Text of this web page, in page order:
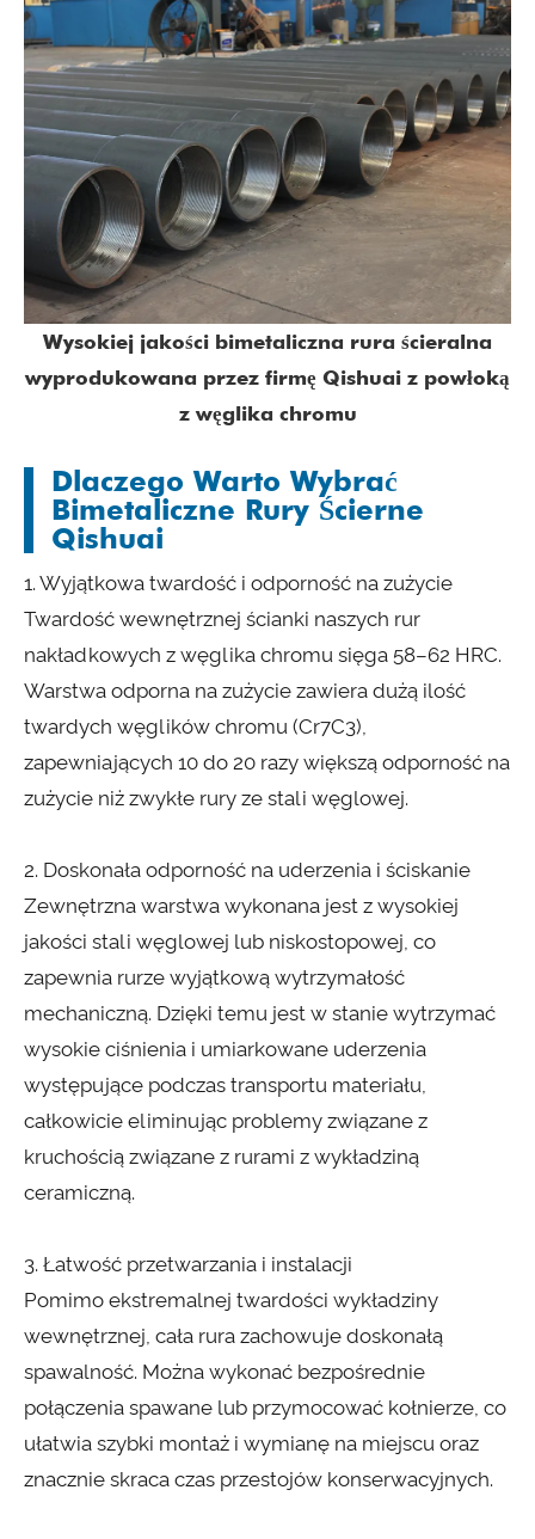
Wysokiej jakości bimetaliczna rura ścieralna
wyprodukowana przez firmę Qishuai z powłoką
z węglika chromu
Dlaczego Warto Wybrać
Bimetaliczne Rury Ścierne
Qishuai
1. Wyjątkowa twardość i odporność na zużycie
Twardość wewnętrznej ścianki naszych rur
nakładkowych z węglika chromu sięga 58–62 HRC.
Warstwa odporna na zużycie zawiera dużą ilość
twardych węglików chromu (Cr7C3),
zapewniających 10 do 20 razy większą odporność na
zużycie niż zwykłe rury ze stali węglowej.
2. Doskonała odporność na uderzenia i ściskanie
Zewnętrzna warstwa wykonana jest z wysokiej
jakości stali węglowej lub niskostopowej, co
zapewnia rurze wyjątkową wytrzymałość
mechaniczną. Dzięki temu jest w stanie wytrzymać
wysokie ciśnienia i umiarkowane uderzenia
występujące podczas transportu materiału,
całkowicie eliminując problemy związane z
kruchością związane z rurami z wykładziną
ceramiczną.
3. Łatwość przetwarzania i instalacji
Pomimo ekstremalnej twardości wykładziny
wewnętrznej, cała rura zachowuje doskonałą
spawalność. Można wykonać bezpośrednie
połączenia spawane lub przymocować kołnierze, co
ułatwia szybki montaż i wymianę na miejscu oraz
znacznie skraca czas przestojów konserwacyjnych.